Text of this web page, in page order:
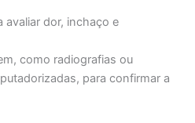
avaliar dor, inchaço e
como radiografias ou
para confirmar a